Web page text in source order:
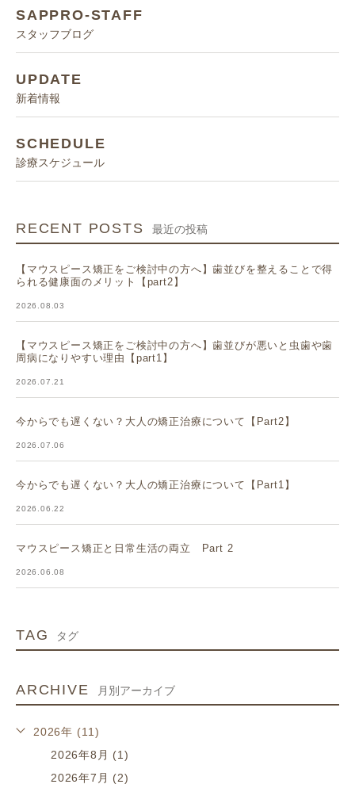
SAPPRO-STAFF
スタッフブログ
UPDATE
新着情報
SCHEDULE
診療スケジュール
RECENT POSTS 最近の投稿
【マウスピース矯正をご検討中の方へ】歯並びを整えることで得
られる健康面のメリット【part2】
2026.08.03
【マウスピース矯正をご検討中の方へ】歯並びが悪いと虫歯や歯
周病になりやすい理由【part1】
2026.07.21
今からでも遅くない？大人の矯正治療について【Part2】
2026.07.06
今からでも遅くない？大人の矯正治療について【Part1】
2026.06.22
マウスピース矯正と日常生活の両立 Part 2
2026.06.08
TAG タグ
ARCHIVE 月別アーカイブ
2026年 (11)
2026年8月 (1)
2026年7月 (2)